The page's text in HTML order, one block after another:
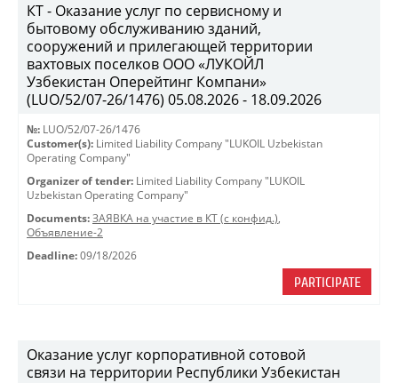
КТ - Оказание услуг по сервисному и
бытовому обслуживанию зданий,
сооружений и прилегающей территории
вахтовых поселков ООО «ЛУКОЙЛ
Узбекистан Оперейтинг Компани»
(LUO/52/07-26/1476) 05.08.2026 - 18.09.2026
№: LUO/52/07-26/1476
Customer(s): Limited Liability Company "LUKOIL Uzbekistan
Operating Company"
Organizer of tender: Limited Liability Company "LUKOIL
Uzbekistan Operating Company"
Documents: ЗАЯВКА на участие в КТ (с конфид.),
Объявление-2
Deadline: 09/18/2026
PARTICIPATE
Оказание услуг корпоративной сотовой
связи на территории Республики Узбекистан